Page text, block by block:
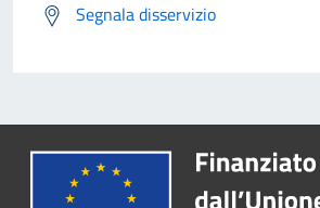
Segnala disservizio